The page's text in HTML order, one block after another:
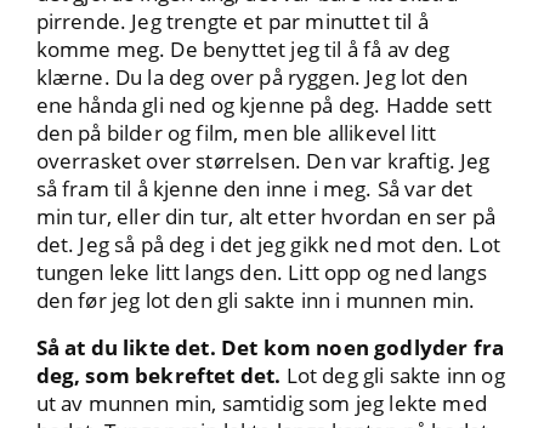
pirrende. Jeg trengte et par minuttet til å
komme meg. De benyttet jeg til å få av deg
klærne. Du la deg over på ryggen. Jeg lot den
ene hånda gli ned og kjenne på deg. Hadde sett
den på bilder og film, men ble allikevel litt
overrasket over størrelsen. Den var kraftig. Jeg
så fram til å kjenne den inne i meg. Så var det
min tur, eller din tur, alt etter hvordan en ser på
det. Jeg så på deg i det jeg gikk ned mot den. Lot
tungen leke litt langs den. Litt opp og ned langs
den før jeg lot den gli sakte inn i munnen min.
Så at du likte det. Det kom noen godlyder fra
deg, som bekreftet det. Lot deg gli sakte inn og
ut av munnen min, samtidig som jeg lekte med